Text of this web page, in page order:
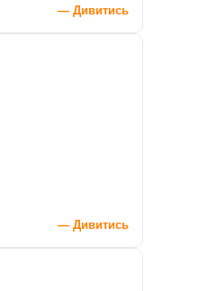
— Дивитись
— Дивитись